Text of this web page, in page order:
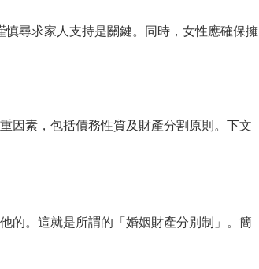
尋求家人支持是關鍵。同時，女性應確保擁
因素，包括債務性質及財產分割原則。下文
的。這就是所謂的「婚姻財產分別制」。簡